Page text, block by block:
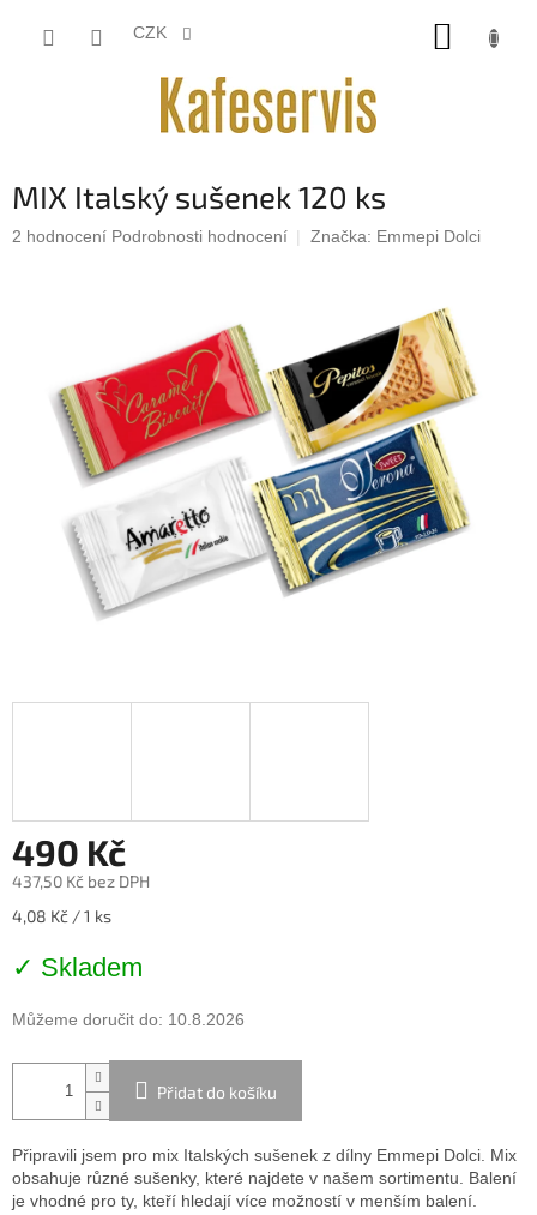
CZK
MIX Italský sušenek 120 ks
Průměrné
hvězdiček.
2 hodnocení Podrobnosti hodnocení Značka: Emmepi Dolci
490 Kč
437,50 Kč bez DPH
Měrná
4,08 Kč / 1 ks
✓ Skladem
Můžeme doručit do: 10.8.2026
Přidat do košíku
Připravili jsem pro mix Italských sušenek z dílny Emmepi Dolci. Mix
obsahuje různé sušenky, které najdete v našem sortimentu. Balení
je vhodné pro ty, kteří hledají více možností v menším balení.